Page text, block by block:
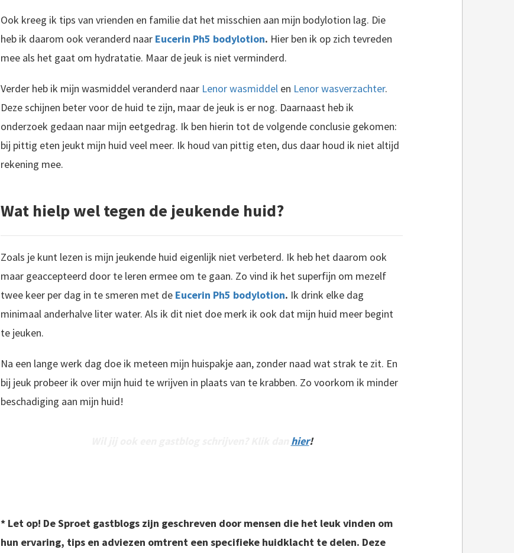
Ook kreeg ik tips van vrienden en familie dat het misschien aan mijn bodylotion lag. Die
heb ik daarom ook veranderd naar Eucerin Ph5 bodylotion. Hier ben ik op zich tevreden
mee als het gaat om hydratatie. Maar de jeuk is niet verminderd.
Verder heb ik mijn wasmiddel veranderd naar Lenor wasmiddel en Lenor wasverzachter.
Deze schijnen beter voor de huid te zijn, maar de jeuk is er nog. Daarnaast heb ik
onderzoek gedaan naar mijn eetgedrag. Ik ben hierin tot de volgende conclusie gekomen:
bij pittig eten jeukt mijn huid veel meer. Ik houd van pittig eten, dus daar houd ik niet altijd
rekening mee.
Wat hielp wel tegen de jeukende huid?
Zoals je kunt lezen is mijn jeukende huid eigenlijk niet verbeterd. Ik heb het daarom ook
maar geaccepteerd door te leren ermee om te gaan. Zo vind ik het superfijn om mezelf
twee keer per dag in te smeren met de Eucerin Ph5 bodylotion. Ik drink elke dag
minimaal anderhalve liter water. Als ik dit niet doe merk ik ook dat mijn huid meer begint
te jeuken.
Na een lange werk dag doe ik meteen mijn huispakje aan, zonder naad wat strak te zit. En
bij jeuk probeer ik over mijn huid te wrijven in plaats van te krabben. Zo voorkom ik minder
beschadiging aan mijn huid!
hier!
* Let op! De Sproet gastblogs zijn geschreven door mensen die het leuk vinden om
hun ervaring, tips en adviezen omtrent een specifieke huidklacht te delen. Deze